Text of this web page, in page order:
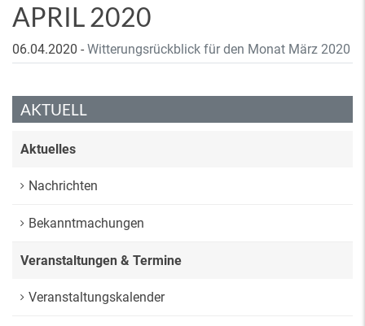
APRIL 2020
06.04.2020 - Witterungsrückblick für den Monat März 2020
AKTUELL
Aktuelles
Nachrichten
Bekanntmachungen
Veranstaltungen & Termine
Veranstaltungskalender